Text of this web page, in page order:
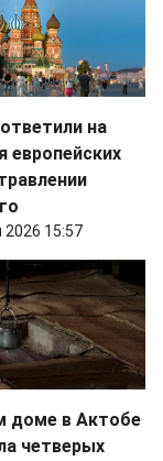
на
европейских
15:57
доме в Актобе
четверых